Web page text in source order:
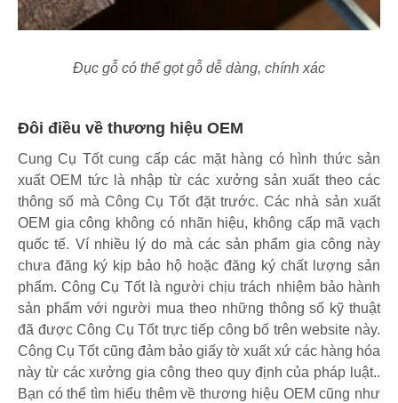
Đục gỗ có thể gọt gỗ dễ dàng, chính xác
Đôi điều về thương hiệu OEM
Cung Cụ Tốt cung cấp các mặt hàng có hình thức sản
xuất OEM tức là nhập từ các xưởng sản xuất theo các
thông số mà Công Cụ Tốt đặt trước. Các nhà sản xuất
OEM gia công không có nhãn hiệu, không cấp mã vạch
quốc tế. Ví nhiều lý do mà các sản phẩm gia công này
chưa đăng ký kịp bảo hộ hoặc đăng ký chất lượng sản
phẩm. Công Cụ Tốt là người chịu trách nhiệm bảo hành
sản phẩm với người mua theo những thông số kỹ thuật
đã được Công Cụ Tốt trực tiếp công bố trên website này.
Công Cụ Tốt cũng đảm bảo giấy tờ xuất xứ các hàng hóa
này từ các xưởng gia công theo quy định của pháp luật..
Bạn có thể tìm hiểu thêm về thương hiệu OEM cũng như